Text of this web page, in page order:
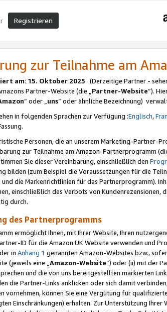
Registrieren
zur Teilnahme am
am: 15. Oktober 2025 (Derzeitige Partner -
Partner-Website (die „Partner-Website“).
“ oder „uns“ oder ähnliche Bezeichnung)
in folgenden Sprachen zur Verfügung :Englisch,
Personen, die an unserem Marketing-Partner-
zur Teilnahme am Amazon-Partnerprogramm
Sie dieser Vereinbarung, einschließlich den
bilden (zum Beispiel die Voraussetzungen für die
die Markenrichtlinien für das Partnerprogramm).
einschließlich des Verbots von
durch.
des Partnerprogramms
ermöglicht Ihnen, mit Ihrer Website, Ihren
ID für die Amazon UK Website verwenden und
in Anhang 1 genannten Amazon-Websites bzw.,
(jeweils eine „ Amazon-Website“) oder (ii) mit der
und die von uns bereitgestellten markierten
die Partner-Links anklicken oder sich damit
vornehmen, können Sie eine Vergütung für
Einschränkungen) erhalten. Zur Unterstützung Ihrer